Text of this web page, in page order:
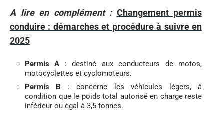
A lire en complément : Changement permis
conduire : démarches et procédure à suivre en
2025
Permis A : destiné aux conducteurs de motos,
motocyclettes et cyclomoteurs.
Permis B : concerne les véhicules légers, à
condition que le poids total autorisé en charge reste
inférieur ou égal à 3,5 tonnes.